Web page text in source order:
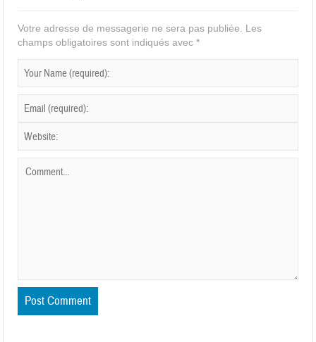
Votre adresse de messagerie ne sera pas publiée. Les
champs obligatoires sont indiqués avec*